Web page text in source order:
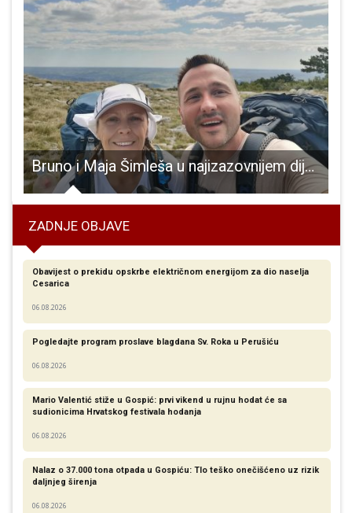
DOBRA VIJEST: U Gospiću na jesen tridesetak prvašića više nego lani!!!
ZADNJE OBJAVE
Obavijest o prekidu opskrbe električnom energijom za dio naselja
Cesarica
06.08.2026
Pogledajte program proslave blagdana Sv. Roka u Perušiću
06.08.2026
Mario Valentić stiže u Gospić: prvi vikend u rujnu hodat će sa
sudionicima Hrvatskog festivala hodanja
06.08.2026
Nalaz o 37.000 tona otpada u Gospiću: Tlo teško onečišćeno uz rizik
daljnjeg širenja
06.08.2026